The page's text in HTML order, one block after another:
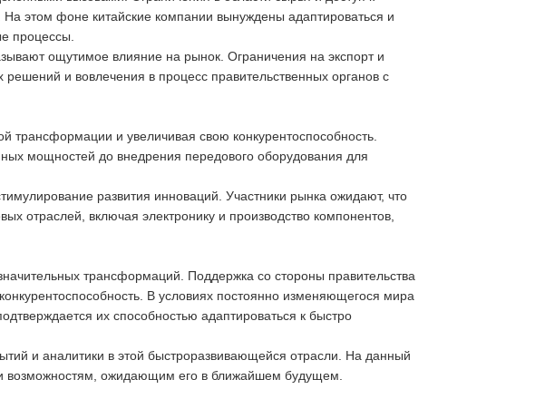
этом фоне китайские компании вынуждены адаптироваться и
процессы.
ощутимое влияние на рынок. Ограничения на экспорт и
решений и вовлечения в процесс правительственных органов с
трансформации и увеличивая свою конкурентоспособность.
мощностей до внедрения передового оборудования для
развития инноваций. Участники рынка ожидают, что
отраслей, включая электронику и производство компонентов,
трансформаций. Поддержка со стороны правительства
В условиях постоянно изменяющегося мира
их способностью адаптироваться к быстро
и аналитики в этой быстроразвивающейся отрасли. На данный
возможностям, ожидающим его в ближайшем будущем.